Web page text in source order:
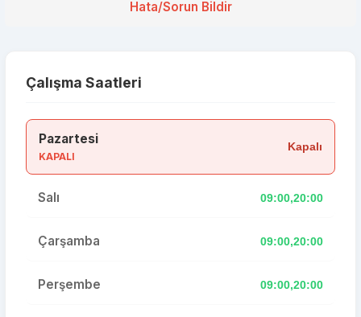
Hata/Sorun Bildir
Çalışma Saatleri
Pazartesi
KAPALI
Kapalı
Salı 09:00,20:00
Çarşamba 09:00,20:00
Perşembe 09:00,20:00